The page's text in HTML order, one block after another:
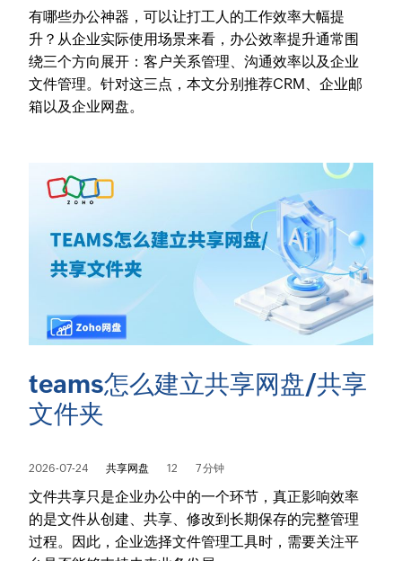
有哪些办公神器，可以让打工人的工作效率大幅提
升？从企业实际使用场景来看，办公效率提升通常围
绕三个方向展开：客户关系管理、沟通效率以及企业
文件管理。针对这三点，本文分别推荐CRM、企业邮
箱以及企业网盘。
teams怎么建立共享网盘/共享
文件夹
2026-07-24 共享网盘 12 7 分钟
文件共享只是企业办公中的一个环节，真正影响效率
的是文件从创建、共享、修改到长期保存的完整管理
过程。因此，企业选择文件管理工具时，需要关注平